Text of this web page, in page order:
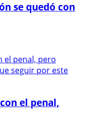
se quedó con
el penal,